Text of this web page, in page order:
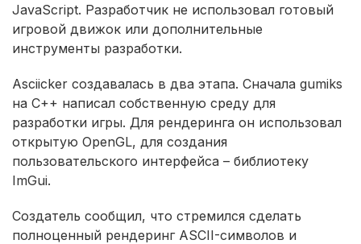
JavaScript. Разработчик не использовал готовый
игровой движок или дополнительные
инструменты разработки.
Asciicker создавалась в два этапа. Сначала gumiks
на C++ написал собственную среду для
разработки игры. Для рендеринга он использовал
открытую OpenGL, для создания
пользовательского интерфейса – библиотеку
ImGui.
Создатель сообщил, что стремился сделать
полноценный рендеринг ASCII-символов и